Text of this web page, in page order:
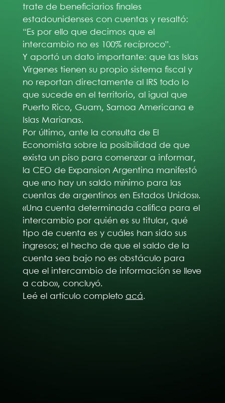
trate de beneficiarios finales
estadounidenses con cuentas y resaltó:
“Es por ello que decimos que el
intercambio no es 100% recíproco”.
Y aportó un dato importante: que las Islas
Vírgenes tienen su propio sistema fiscal y
no reportan directamente al IRS todo lo
que sucede en el territorio, al igual que
Puerto Rico, Guam, Samoa Americana e
Islas Marianas.
Por último, ante la consulta de El
Economista sobre la posibilidad de que
exista un piso para comenzar a informar,
la CEO de Expansion Argentina manifestó
que «no hay un saldo mínimo para las
cuentas de argentinos en Estados Unidos».
«Una cuenta determinada califica para el
intercambio por quién es su titular, qué
tipo de cuenta es y cuáles han sido sus
ingresos; el hecho de que el saldo de la
cuenta sea bajo no es obstáculo para
que el intercambio de información se lleve
a cabo», concluyó.
Leé el artículo completo acá.